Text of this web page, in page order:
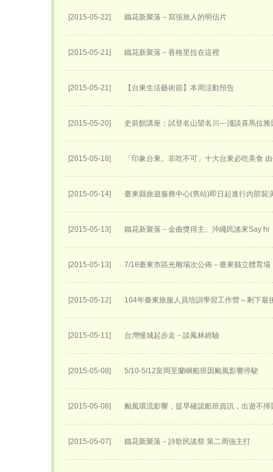
[2015-05-22] 鐵花新聚落－寫張旅人的明信片
[2015-05-21] 鐵花新聚落－香格里拉在這裡
[2015-05-21] 【台東生活藝術節】本周活動預告
[2015-05-20] 史前館講座：試登名山望名川---淺談喜馬拉雅
[2015-05-18] 「印象台東。非吃不可」十大台東必吃美食
[2015-05-14] 臺東縣旅遊服務中心(舊站)即日起進行內部裝
[2015-05-13] 鐵花新聚落－金曲獎得主、沖繩民謠來Say hi
[2015-05-13] 7/18臺東市區光雕場次公佈－臺東縣立體育場
[2015-05-12] 104年臺東旅服人員培訓學習工作營～剩下最
[2015-05-11] 台灣慢城起步走－談鳳林經驗
[2015-05-08] 5/10-5/12富岡至蘭嶼船班因颱風影響停駛
[2015-05-08] 颱風環流影響，提早確認船班資訊，出遊不掃
[2015-05-07] 鐵花新聚落－詩歌民謠祭 第二周強主打